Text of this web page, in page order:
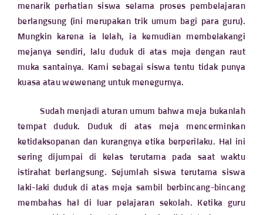
menarik perhatian siswa selama proses pembelajaran
berlangsung (ini merupakan trik umum bagi para guru).
Mungkin karena ia lelah, ia kemudian membelakangi
mejanya sendiri, lalu duduk di atas meja dengan raut
muka santainya. Kami sebagai siswa tentu tidak punya
kuasa atau wewenang untuk menegurnya.
Sudah menjadi aturan umum bahwa meja bukanlah
tempat duduk. Duduk di atas meja mencerminkan
ketidaksopanan dan kurangnya etika berperilaku. Hal ini
sering dijumpai di kelas terutama pada saat waktu
istirahat berlangsung. Sejumlah siswa terutama siswa
laki-laki duduk di atas meja sambil berbincang-bincang
membahas hal di luar pelajaran sekolah. Ketika guru